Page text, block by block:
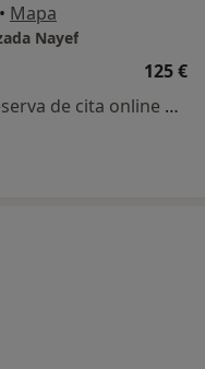
• Mapa
Nayef
125 €
Este especialista no ofrece reserva de cita online en esta dirección.